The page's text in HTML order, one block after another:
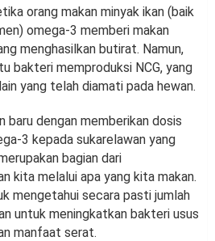
orang makan minyak ikan (baik
omega-3 memberi makan
menghasilkan butirat. Namun,
bakteri memproduksi NCG, yang
yang telah diamati pada hewan.
baru dengan memberikan dosis
3 kepada sukarelawan yang
bagian dari
kita melalui apa yang kita makan.
mengetahui secara pasti jumlah
untuk meningkatkan bakteri usus
manfaat serat.